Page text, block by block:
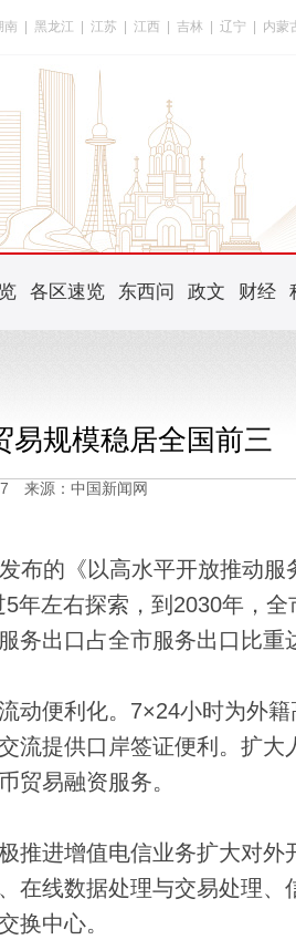
南 黑龙江 江苏 江西 吉林 辽宁 内蒙
各区速览 东西问 政文 财经
易规模稳居全国前三
来源：中国新闻网
的《以高水平开放推动服
年左右探索，到2030年，
务出口占全市服务出口比重
便利化。7×24小时为外籍
流提供口岸签证便利。扩大
贸易融资服务。
进增值电信业务扩大对外
在线数据处理与交易处理、
换中心。